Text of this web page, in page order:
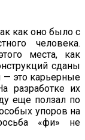
как оно было с
человека.
места, как
сданы
это карьерные
разработке их
еще ползал по
упоров на
«фи» не